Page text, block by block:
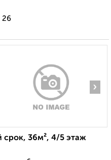
26
›
срок, 36м², 4/5 этаж